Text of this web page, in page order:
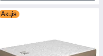
Акція